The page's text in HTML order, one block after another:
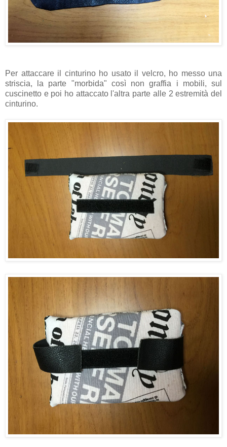
Per attaccare il cinturino ho usato il velcro, ho messo una
striscia, la parte "morbida" così non graffia i mobili, sul
cuscinetto e poi ho attaccato l'altra parte alle 2 estremità del
cinturino.